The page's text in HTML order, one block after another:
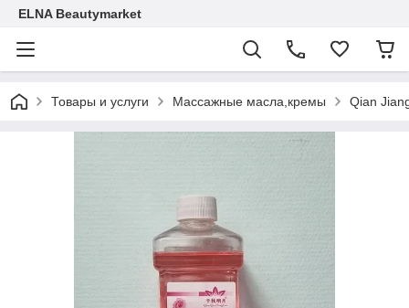
ELNA Beautymarket
Товары и услуги Массажные масла,кремы Qian